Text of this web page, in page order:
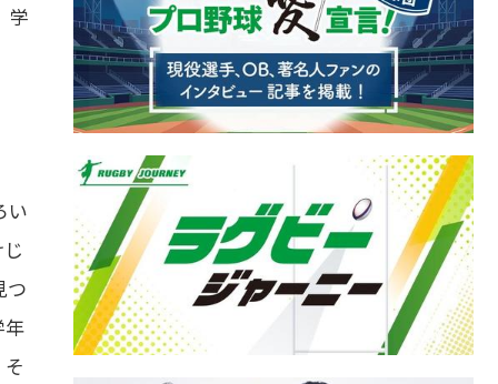
学
い
つ
年